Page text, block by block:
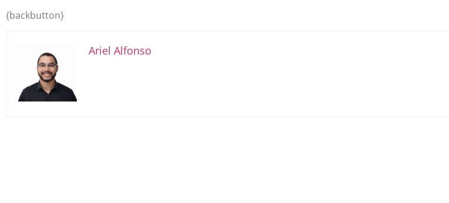
{backbutton}
Ariel Alfonso